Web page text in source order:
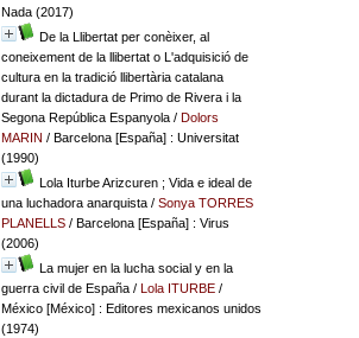
Nada (2017)
De la Llibertat per conèixer, al
coneixement de la llibertat o L'adquisició de
cultura en la tradició llibertària catalana
durant la dictadura de Primo de Rivera i la
Segona República Espanyola/ Dolors
MARIN / Barcelona [España] : Universitat
(1990)
Lola Iturbe Arizcuren ; Vida e ideal de
una luchadora anarquista/ Sonya TORRES
PLANELLS/ Barcelona [España] : Virus
(2006)
La mujer en la lucha social y en la
guerra civil de España/ Lola ITURBE/
México [México] : Editores mexicanos unidos
(1974)